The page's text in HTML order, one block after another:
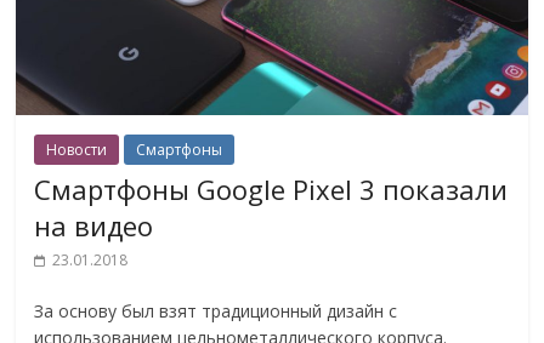
Новости Смартфоны
Смартфоны Google Pixel 3 показали
на видео
23.01.2018
За основу был взят традиционный дизайн с
использованием цельнометаллического корпуса.